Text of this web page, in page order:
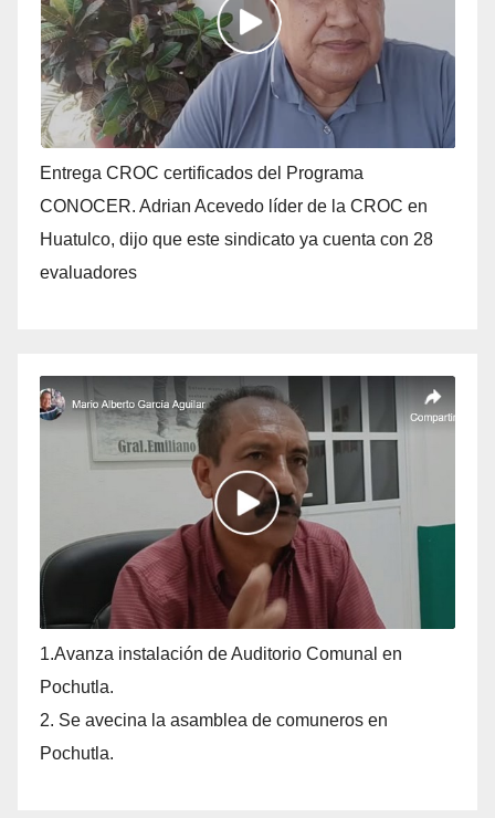
Entrega CROC certificados del Programa
CONOCER. Adrian Acevedo líder de la CROC en
Huatulco, dijo que este sindicato ya cuenta con 28
evaluadores
1.Avanza instalación de Auditorio Comunal en
Pochutla.
2. Se avecina la asamblea de comuneros en
Pochutla.